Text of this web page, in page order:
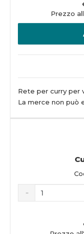
Prezzo
Rete per curry per
La merce non può